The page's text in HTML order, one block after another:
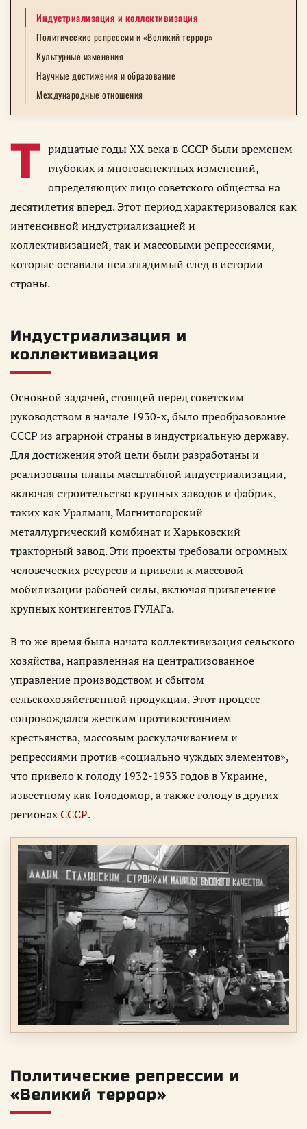
Индустриализация и коллективизация
Политические репрессии и «Великий террор»
Культурные изменения
Научные достижения и образование
Международные отношения
Т ридцатые годы XX века в СССР были временем
глубоких и многоаспектных изменений,
определяющих лицо советского общества на
десятилетия вперед. Этот период характеризовался как
интенсивной индустриализацией и
коллективизацией, так и массовыми репрессиями,
которые оставили неизгладимый след в истории
страны.
Индустриализация и
коллективизация
Основной задачей, стоящей перед советским
руководством в начале 1930-х, было преобразование
СССР из аграрной страны в индустриальную державу.
Для достижения этой цели были разработаны и
реализованы планы масштабной индустриализации,
включая строительство крупных заводов и фабрик,
таких как Уралмаш, Магнитогорский
металлургический комбинат и Харьковский
тракторный завод. Эти проекты требовали огромных
человеческих ресурсов и привели к массовой
мобилизации рабочей силы, включая привлечение
крупных контингентов ГУЛАГа.
В то же время была начата коллективизация сельского
хозяйства, направленная на централизованное
управление производством и сбытом
сельскохозяйственной продукции. Этот процесс
сопровождался жестким противостоянием
крестьянства, массовым раскулачиванием и
репрессиями против «социально чуждых элементов»,
что привело к голоду 1932-1933 годов в Украине,
известному как Голодомор, а также голоду в других
регионахСССР.
Политические репрессии и
«Великий террор»